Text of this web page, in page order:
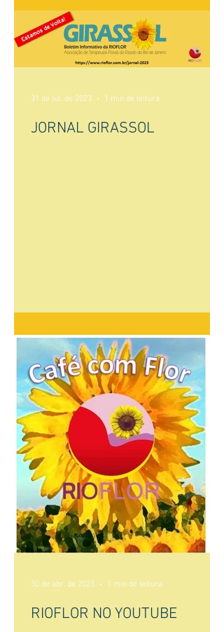
JORNAL GIRASSOL
31 de jul. de 2023 1 min de leitura
RIOFLOR NO YOUTUBE
30 de abr. de 2023 1 min de leitura